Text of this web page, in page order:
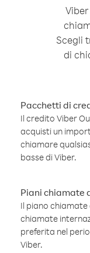
Scegli
di
Pacchetti di
Il credito Viber
acquisti un
chiamare
basse di Viber.
Piani chiamate
Il piano
chiamate
preferita nel
Viber.